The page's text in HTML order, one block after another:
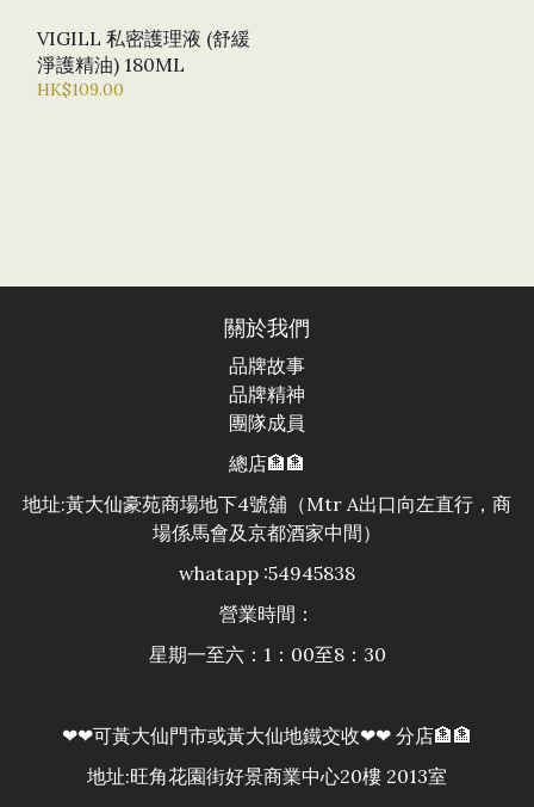
VIGILL 私密護理液 (舒緩
淨護精油) 180ML
HK$109.00
關於我們
品牌故事
品牌精神
團隊成員
總店🏦🏦
地址:黃大仙豪苑商場地下4號舖（Mtr A出口向左直行，商
場係馬會及京都酒家中間）
whatapp :54945838
營業時間：
星期一至六：1：00至8：30
❤❤可黃大仙門市或黃大仙地鐵交收❤❤ 分店🏦🏦
地址:旺角花園街好景商業中心20樓 2013室